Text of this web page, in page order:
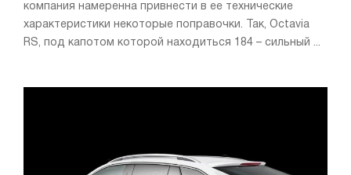
компания намеренна привнести в ее технические
характеристики некоторые поправочки. Так, Octavia
RS, под капотом которой находиться 184 – сильный ...